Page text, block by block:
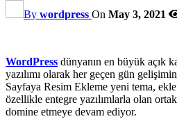
By wordpress On May 3, 2021
WordPress dünyanın en büyük açık
yazılımı olarak her geçen gün
Sayfaya Resim Ekleme yeni tema,
özellikle entegre yazılımlarla olan
domine etmeye devam ediyor.